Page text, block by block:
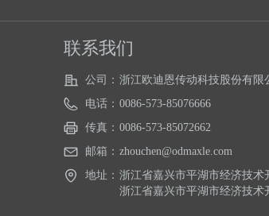
联系我们
公司： 浙江欧迪恩传动科技股份有限
电话： 0086-573-85076666
传真： 0086-573-85072662
邮箱： zhouchen@odmaxle.com
地址： 浙江省嘉兴市平湖市经济技术
浙江省嘉兴市平湖市经济技术